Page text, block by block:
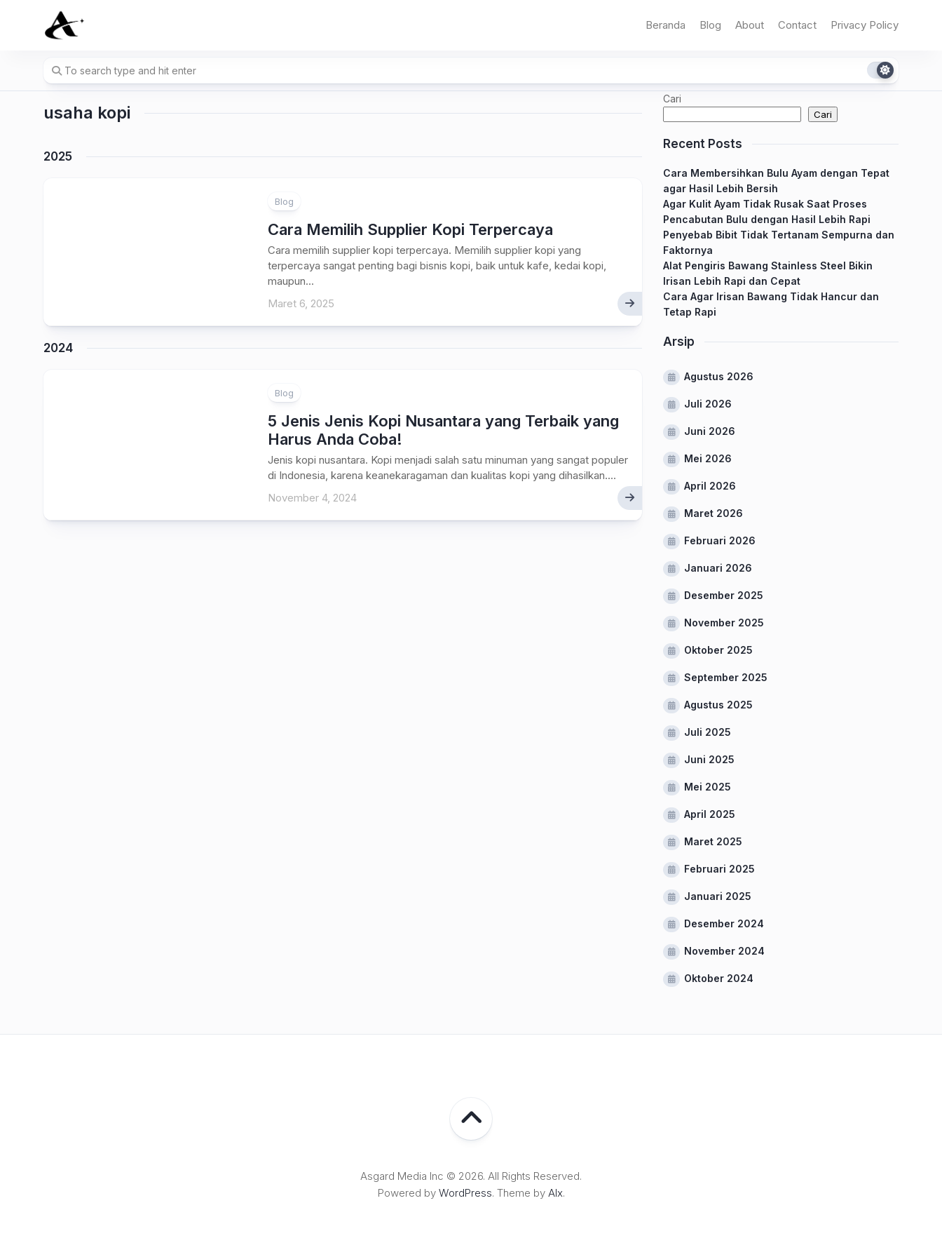
Beranda Blog About Contact Privacy Policy
usaha kopi
2025
Blog
Cara Memilih Supplier Kopi Terpercaya
Cara memilih supplier kopi terpercaya. Memilih supplier kopi yang
terpercaya sangat penting bagi bisnis kopi, baik untuk kafe, kedai kopi,
maupun...
Maret 6, 2025
2024
Blog
5 Jenis Jenis Kopi Nusantara yang Terbaik yang
Harus Anda Coba!
Jenis kopi nusantara. Kopi menjadi salah satu minuman yang sangat populer
di Indonesia, karena keanekaragaman dan kualitas kopi yang dihasilkan....
November 4, 2024
Cari
Cari
Recent Posts
Cara Membersihkan Bulu Ayam dengan Tepat
agar Hasil Lebih Bersih
Agar Kulit Ayam Tidak Rusak Saat Proses
Pencabutan Bulu dengan Hasil Lebih Rapi
Penyebab Bibit Tidak Tertanam Sempurna dan
Faktornya
Alat Pengiris Bawang Stainless Steel Bikin
Irisan Lebih Rapi dan Cepat
Cara Agar Irisan Bawang Tidak Hancur dan
Tetap Rapi
Arsip
Agustus 2026
Juli 2026
Juni 2026
Mei 2026
April 2026
Maret 2026
Februari 2026
Januari 2026
Desember 2025
November 2025
Oktober 2025
September 2025
Agustus 2025
Juli 2025
Juni 2025
Mei 2025
April 2025
Maret 2025
Februari 2025
Januari 2025
Desember 2024
November 2024
Oktober 2024
Asgard Media Inc © 2026. All Rights Reserved.
Powered by WordPress. Theme by Alx.